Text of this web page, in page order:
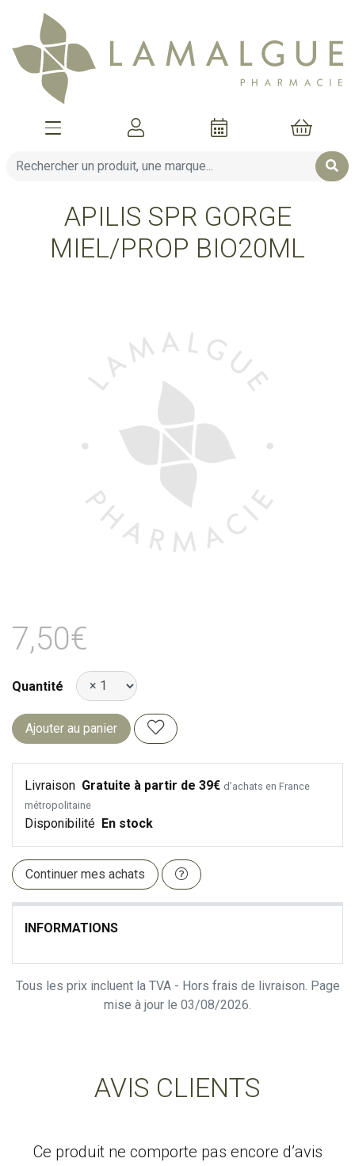
Afficher la navigation
Mon
APILIS SPR GORGE
MIEL/PROP BIO20ML
7,50€
Quantité
Ajouter au panier
Livraison Gratuite à partir de 39€ d’achats en France
métropolitaine
Disponibilité En stock
Continuer mes achats
INFORMATIONS
Tous les prix incluent la TVA - Hors frais de livraison. Page
mise à jour le 03/08/2026.
AVIS CLIENTS
Ce produit ne comporte pas encore d’avis